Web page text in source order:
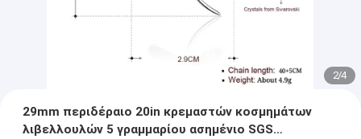
2/4
29mm περιδέραιο 20in κρεμαστών κοσμημάτων
λιβελλουλών 5 γραμμαρίου ασημένιο SGS